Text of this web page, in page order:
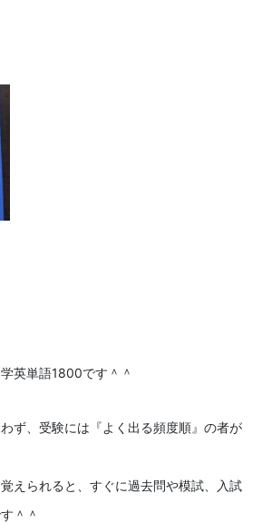
英単語1800です＾＾
ず、受験には『よく出る頻度順』の者が
えられると、すぐに過去問や模試、入試
＾＾